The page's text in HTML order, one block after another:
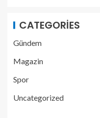
CATEGORIES
Gündem
Magazin
Spor
Uncategorized